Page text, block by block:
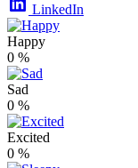
LinkedIn
Happy
0 %
Sad
0 %
Excited
0 %